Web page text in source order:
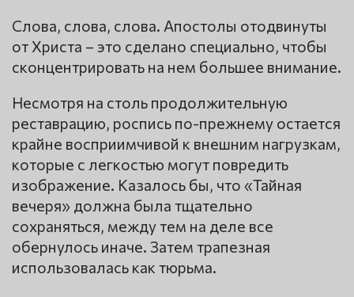
Слова, слова, слова. Апостолы отодвинуты
от Христа – это сделано специально, чтобы
сконцентрировать на нем большее внимание.
Несмотря на столь продолжительную
реставрацию, роспись по-прежнему остается
крайне восприимчивой к внешним нагрузкам,
которые с легкостью могут повредить
изображение. Казалось бы, что «Тайная
вечеря» должна была тщательно
сохраняться, между тем на деле все
обернулось иначе. Затем трапезная
использовалась как тюрьма.